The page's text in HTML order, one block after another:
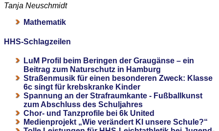
Tanja Neuschmidt
Mathematik
HHS-Schlagzeilen
LuM Profil beim Beringen der Graugänse – ein
Beitrag zum Naturschutz in Hamburg
Straßenmusik für einen besonderen Zweck: Klasse
6c singt für krebskranke Kinder
Spannung an der Strafraumkante - Fußballkunst
zum Abschluss des Schuljahres
Chor- und Tanzprofile bei 6k United
Medienprojekt „Wie verändert KI unsere Schule?“